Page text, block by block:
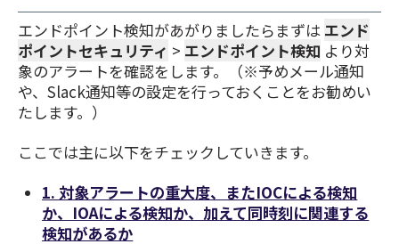
エンドポイント検知があがりましたらまずは エンド
ポイントセキュリティ > エンドポイント検知 より対
象のアラートを確認をします。（※予めメール通知
や、Slack通知等の設定を行っておくことをお勧めい
たします。）
ここでは主に以下をチェックしていきます。
1. 対象アラートの重大度、またIOCによる検知
か、IOAによる検知か、加えて同時刻に関連する
検知があるか